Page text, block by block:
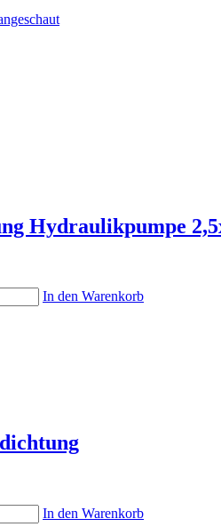
Hydraulikpumpe
In den Warenkorb
In den Warenkorb